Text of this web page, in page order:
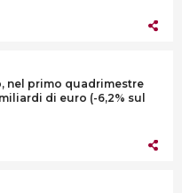
nel primo quadrimestre
di euro (-6,2% sul